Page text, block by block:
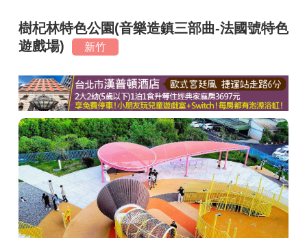
最新留言
商家合作
推薦景點
討論區
聯絡我們
樹杞林特色公園(音樂造鎮三部曲-法國號特色
遊戲場)
新竹